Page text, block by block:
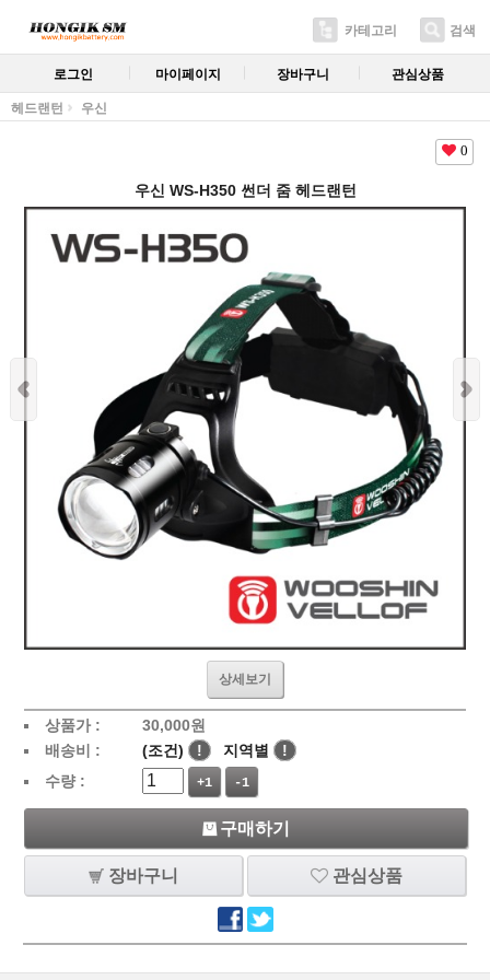
카테고리 검색
로그인 마이페이지 장바구니 관심상품
헤드랜턴 우신
0
우신 WS-H350 썬더 줌 헤드랜턴
상세보기
상품가 : 30,000원
배송비 :
(조건) ! 지역별
!
수량 :
+1 -1
구매하기
장바구니 관심상품